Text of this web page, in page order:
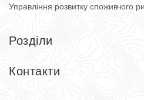
Управління розвитку споживчого
Розділи
Головна
Довідник
Контакти